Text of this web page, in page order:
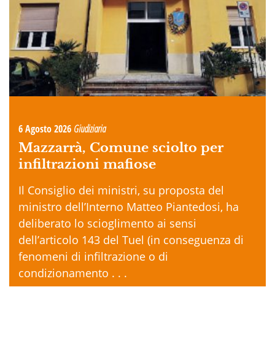
6 Agosto 2026 Giudiziaria
Mazzarrà, Comune sciolto per
infiltrazioni mafiose
Il Consiglio dei ministri, su proposta del
ministro dell’Interno Matteo Piantedosi, ha
deliberato lo scioglimento ai sensi
dell’articolo 143 del Tuel (in conseguenza di
fenomeni di infiltrazione o di
condizionamento . . .